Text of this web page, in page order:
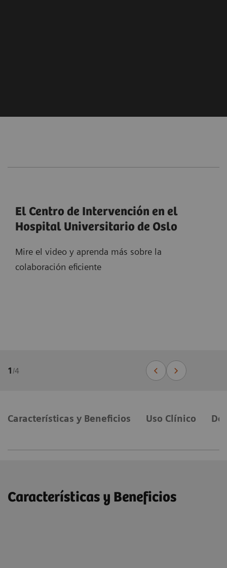
El Centro de Intervención en el
Hospital Universitario de Oslo
Mire el video y aprenda más sobre la
colaboración eficiente
1 /4
Características y Beneficios Uso Clínico
Características y Beneficios